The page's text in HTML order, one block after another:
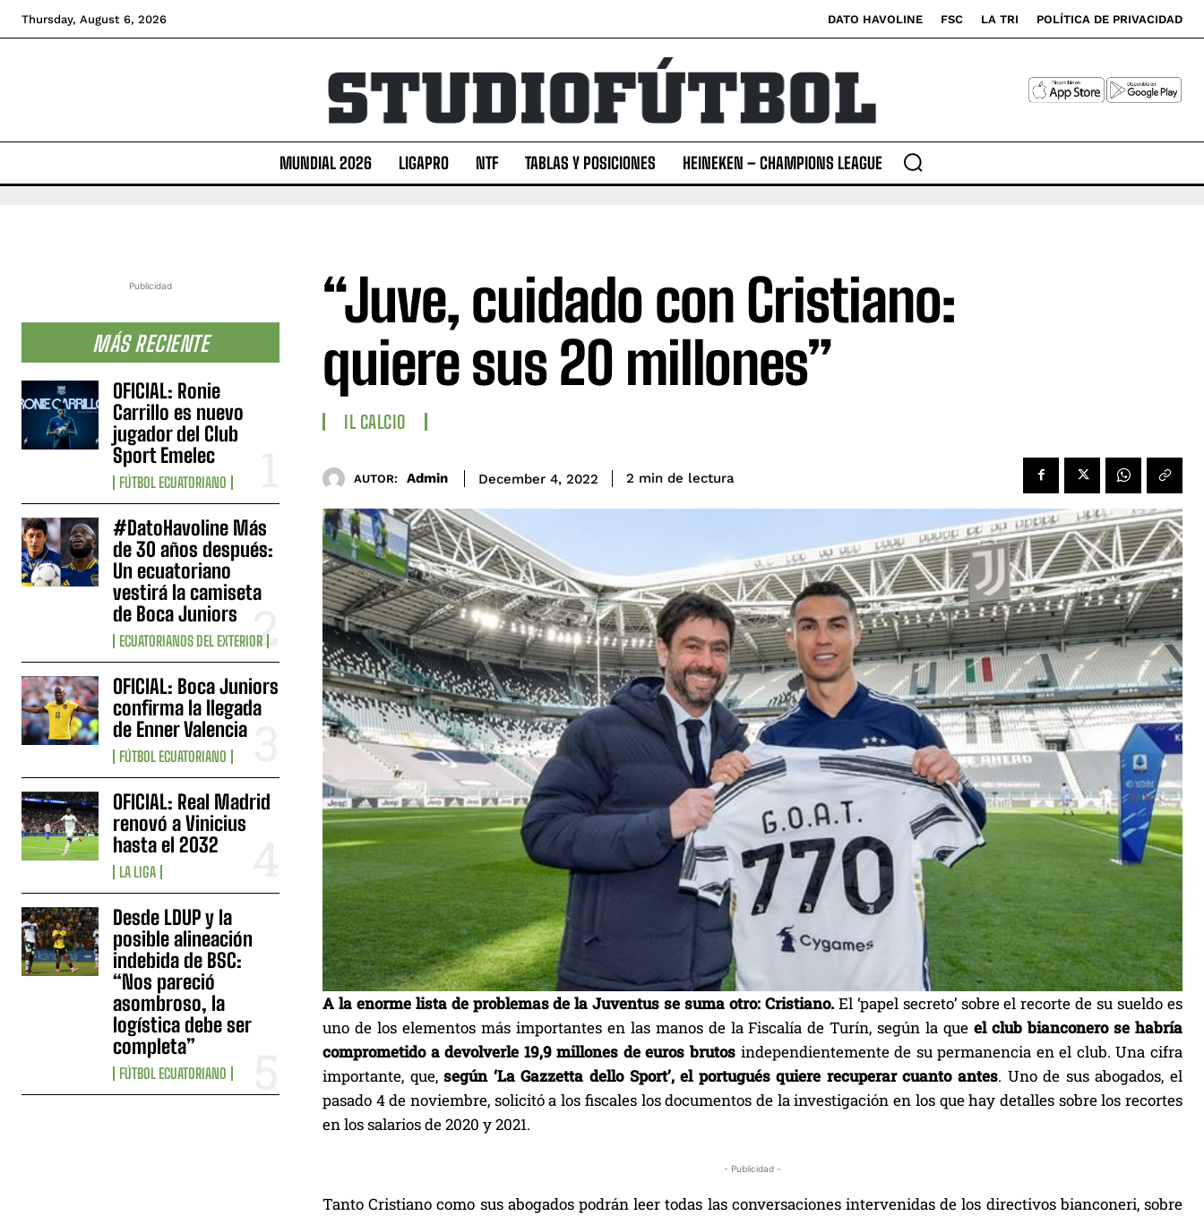
Thursday, August 6, 2026 DATO HAVOLINE FSC LA TRI POLÍTICA DE PRIVACIDAD
MUNDIAL 2026 LIGAPRO NTF TABLAS Y POSICIONES HEINEKEN – CHAMPIONS LEAGUE
Publicidad
MÁS RECIENTE
OFICIAL: Ronie
Carrillo es nuevo
jugador del Club
Sport Emelec
FÚTBOL ECUATORIANO
#DatoHavoline Más
de 30 años después:
Un ecuatoriano
vestirá la camiseta
de Boca Juniors
ECUATORIANOS DEL EXTERIOR
OFICIAL: Boca Juniors
confirma la llegada
de Enner Valencia
FÚTBOL ECUATORIANO
OFICIAL: Real Madrid
renovó a Vinicius
hasta el 2032
LA LIGA
Desde LDUP y la
posible alineación
indebida de BSC:
“Nos pareció
asombroso, la
logística debe ser
completa”
FÚTBOL ECUATORIANO
“Juve, cuidado con Cristiano:
quiere sus 20 millones”
IL CALCIO
AUTOR: Admin December 4, 2022 2 min de lectura
A la enorme lista de problemas de la Juventus se suma otro: Cristiano.El ‘papel secreto’ sobre el recorte de su sueldo es
uno de los elementos más importantes en las manos de la Fiscalía de Turín, según la queel clubbianconero se habría
comprometido a devolverle 19,9 millones de euros brutosindependientemente de su permanencia en el club. Una cifra
importante, que,según ‘La Gazzetta dello Sport’, el portugués quiere recuperar cuanto antes. Uno de sus abogados, el
pasado 4 de noviembre, solicitó a los fiscales los documentos de la investigación en los que hay detalles sobre los recortes
en los salarios de 2020 y 2021.
- Publicidad -
Tanto Cristiano como sus abogados podrán leer todas las conversaciones intervenidas de los directivos bianconeri, sobre